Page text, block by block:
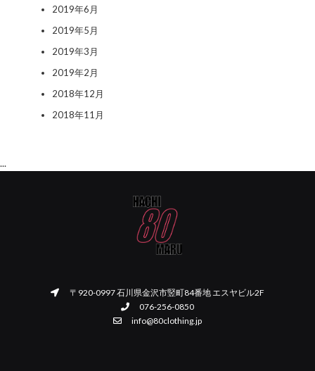
2019年6月
2019年5月
2019年3月
2019年2月
2018年12月
2018年11月
...
〒920-0997 石川県金沢市竪町84番地 エスヤビル2F
076-256-0850
info@80clothing.jp